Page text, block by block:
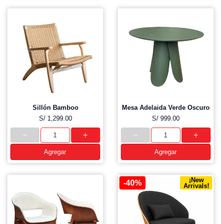
Sillón Bamboo
S/ 1,299.00
Agregar
Mesa Adelaida Verde Oscuro
S/ 999.00
Agregar
-40%
¡New
Arrivals!